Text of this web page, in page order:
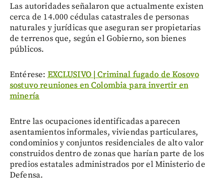
Las autoridades señalaron que actualmente existen
cerca de 14.000 cédulas catastrales de personas
naturales y jurídicas que aseguran ser propietarias
de terrenos que, según el Gobierno, son bienes
públicos.
Entérese: EXCLUSIVO | Criminal fugado de Kosovo
sostuvo reuniones en Colombia para invertir en
minería
Entre las ocupaciones identificadas aparecen
asentamientos informales, viviendas particulares,
condominios y conjuntos residenciales de alto valor
construidos dentro de zonas que harían parte de los
predios estatales administrados por el Ministerio de
Defensa.